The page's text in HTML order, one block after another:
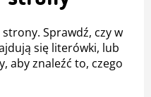
Sprawdź, czy w
się literówki, lub
aby znaleźć to, czego